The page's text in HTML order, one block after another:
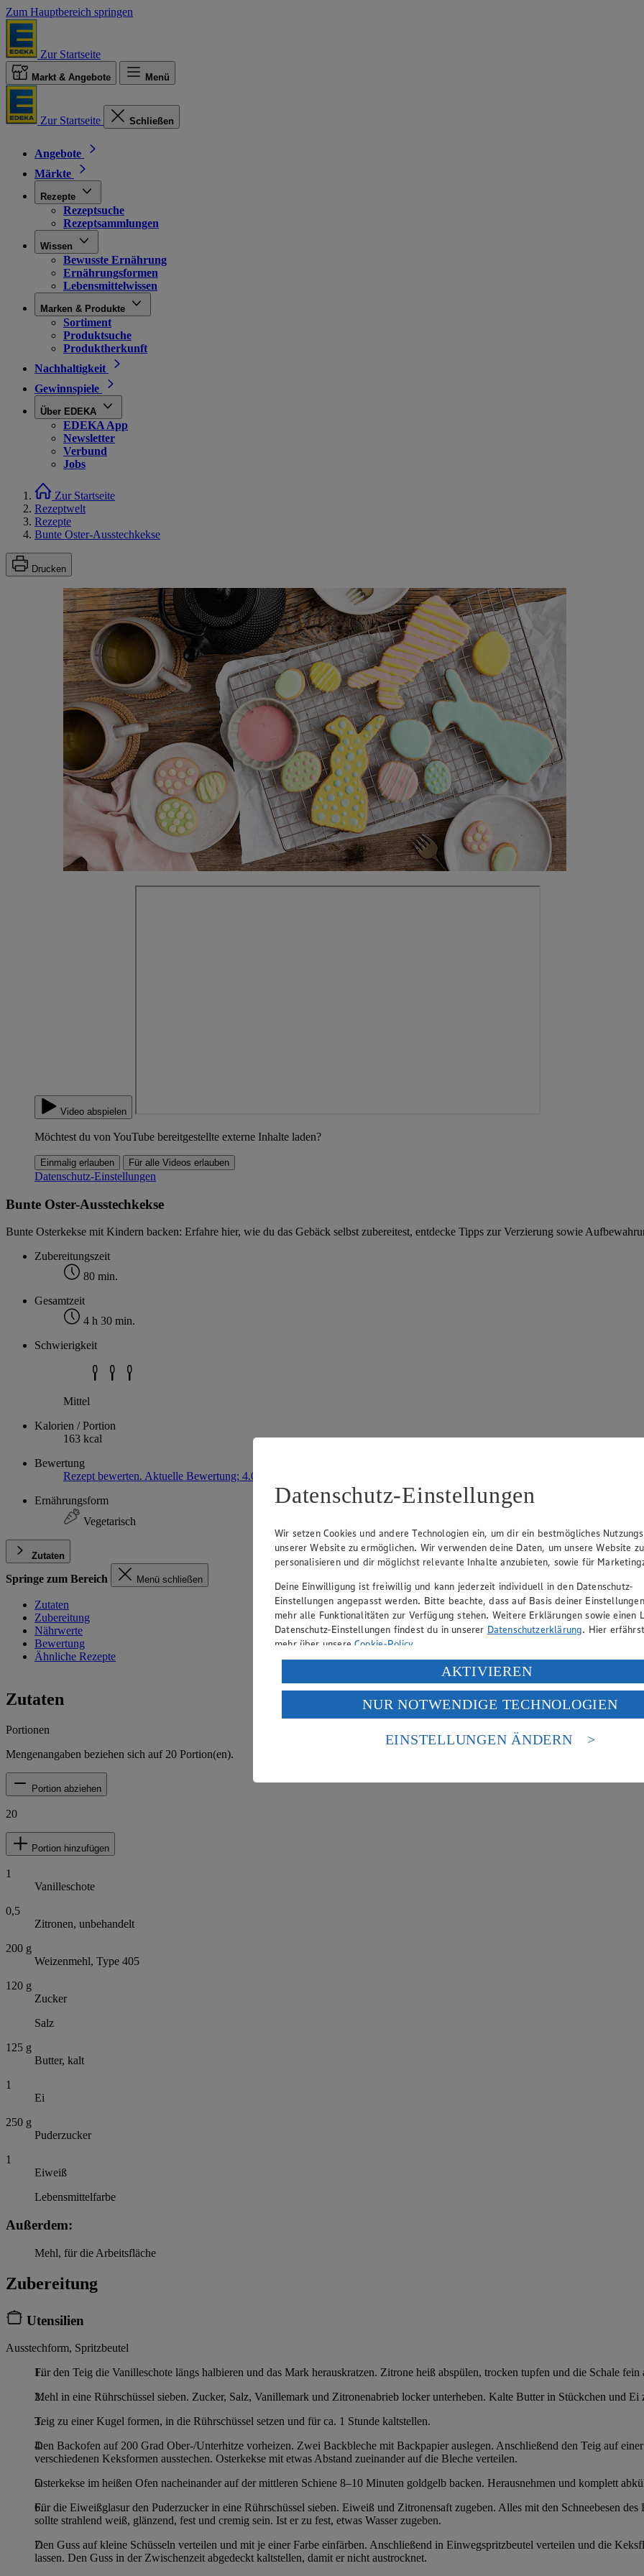
Zum Hauptbereich springen
Zur Startseite
Markt & Angebote Menü
Zur Startseite Schließen
Angebote
Märkte
Rezepte
Rezeptsuche
Rezeptsammlungen
Wissen
Bewusste Ernährung
Ernährungsformen
Lebensmittelwissen
Marken & Produkte
Sortiment
Produktsuche
Produktherkunft
Nachhaltigkeit
Gewinnspiele
Über EDEKA
EDEKA App
Newsletter
Verbund
Jobs
Zur Startseite
Rezeptwelt
Rezepte
Bunte Oster-Ausstechkekse
Drucken
Video abspielen
Möchtest du von YouTube bereitgestellte externe Inhalte laden?
Einmalig erlauben Für alle Videos erlauben
Datenschutz-Einstellungen
Bunte Oster-Ausstechkekse
Bunte Osterkekse mit Kindern backen: Erfahre hier, wie du das Gebäck selbst zubereitest, entdecke Tipps zur Verzierung sowie
Zubereitungszeit
80 min.
Gesamtzeit
4 h 30 min.
Schwierigkeit
Mittel
Kalorien / Portion
163 kcal
Bewertung
Rezept bewerten. Aktuelle Bewertung: 4.0
Ernährungsform
Vegetarisch
Zutaten
Springe zum Bereich Menü schließen
Zutaten
Zubereitung
Nährwerte
Bewertung
Ähnliche Rezepte
Zutaten
Portionen
Mengenangaben beziehen sich auf 20 Portion(en).
Portion abziehen
20
Portion hinzufügen
1
Vanilleschote
0,5
Zitronen, unbehandelt
200 g
Weizenmehl, Type 405
120 g
Zucker
Salz
125 g
Butter, kalt
1
Ei
250 g
Puderzucker
1
Eiweiß
Lebensmittelfarbe
Außerdem:
Mehl, für die Arbeitsfläche
Zubereitung
Utensilien
Ausstechform, Spritzbeutel
Für den Teig die Vanilleschote längs halbieren und das Mark herauskratzen. Zitrone heiß abspülen, trocken tupfen und die Schale fein
Mehl in eine Rührschüssel sieben. Zucker, Salz, Vanillemark und Zitronenabrieb locker unterheben. Kalte Butter in Stückchen und
Teig zu einer Kugel formen, in die Rührschüssel setzen und für ca. 1 Stunde kaltstellen.
Den Backofen auf 200 Grad Ober-/Unterhitze vorheizen. Zwei Backbleche mit Backpapier auslegen. Anschließend den Teig auf
verschiedenen Keksformen ausstechen. Osterkekse mit etwas Abstand zueinander auf die Bleche verteilen.
Osterkekse im heißen Ofen nacheinander auf der mittleren Schiene 8–10 Minuten goldgelb backen. Herausnehmen und komplett
Für die Eiweißglasur den Puderzucker in eine Rührschüssel sieben. Eiweiß und Zitronensaft zugeben. Alles mit den Schneebesen
sollte strahlend weiß, glänzend, fest und cremig sein. Ist er zu fest, etwas Wasser zugeben.
Den Guss auf kleine Schüsseln verteilen und mit je einer Farbe einfärben. Anschließend in Einwegspritzbeutel verteilen und die
lassen. Den Guss in der Zwischenzeit abgedeckt kaltstellen, damit er nicht austrocknet.
Datenschutz-Einstellungen
Wir setzen Cookies und andere Technologien ein, um dir ein bestmögliches
unserer Website zu ermöglichen. Wir verwenden deine Daten, um unsere Website zu
personalisieren und dir möglichst relevante Inhalte anzubieten, sowie für
Deine Einwilligung ist freiwillig und kann jederzeit individuell in den Datenschutz-
Einstellungen angepasst werden. Bitte beachte, dass auf Basis deiner
mehr alle Funktionalitäten zur Verfügung stehen. Weitere Erklärungen sowie einen
Datenschutz-Einstellungen findest du in unserer Datenschutzerklärung. Hier
mehr über unsereCookie-Policy.
Verarbeitung deiner personenbezogenen Daten in den USA durch Facebook und
Wenn du auf „Aktivieren“ klickst, willigst du im Sinne des Art. 49 Abs. 1 Satz 1 lit.
ein, dass deine Daten in den USA verarbeitet werden. Der EuGH sieht die USA als
einem nach europäischen Standards nicht angemessenen Datenschutzniveau an. Es
Risiko eines Zugriffs durch US-amerikanische Behörden.
AKTIVIEREN
NUR NOTWENDIGE TECHNOLOGIEN
EINSTELLUNGEN ÄNDERN